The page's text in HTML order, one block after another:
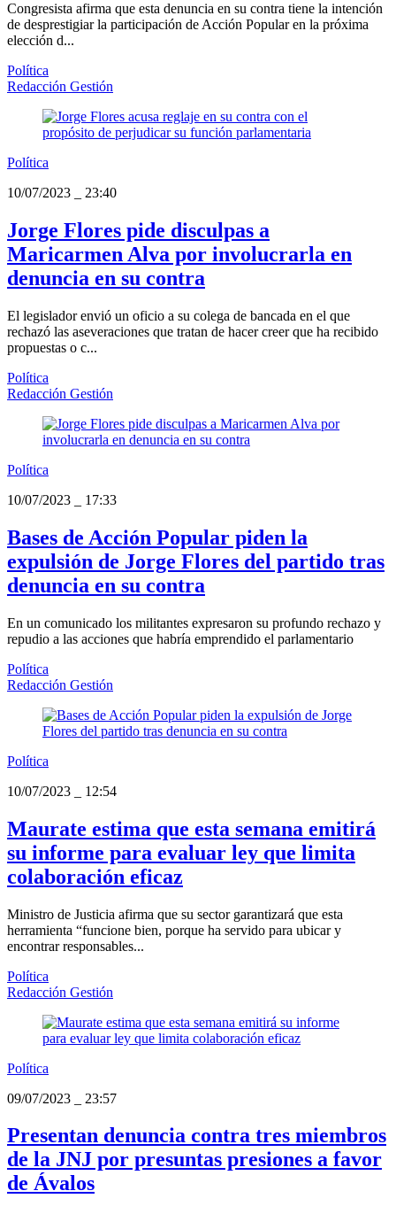
Congresista afirma que esta denuncia en su contra tiene la intención
de desprestigiar la participación de Acción Popular en la próxima
elección d...
Política
Redacción Gestión
Política
10/07/2023
23:40
Jorge Flores pide disculpas a
Maricarmen Alva por involucrarla en
denuncia en su contra
El legislador envió un oficio a su colega de bancada en el que
rechazó las aseveraciones que tratan de hacer creer que ha recibido
propuestas o c...
Política
Redacción Gestión
Política
10/07/2023
17:33
Bases de Acción Popular piden la
expulsión de Jorge Flores del partido tras
denuncia en su contra
En un comunicado los militantes expresaron su profundo rechazo y
repudio a las acciones que habría emprendido el parlamentario
Política
Redacción Gestión
Política
10/07/2023
12:54
Maurate estima que esta semana emitirá
su informe para evaluar ley que limita
colaboración eficaz
Ministro de Justicia afirma que su sector garantizará que esta
herramienta “funcione bien, porque ha servido para ubicar y
encontrar responsables...
Política
Redacción Gestión
Política
09/07/2023
23:57
Presentan denuncia contra tres miembros
de la JNJ por presuntas presiones a favor
de Ávalos